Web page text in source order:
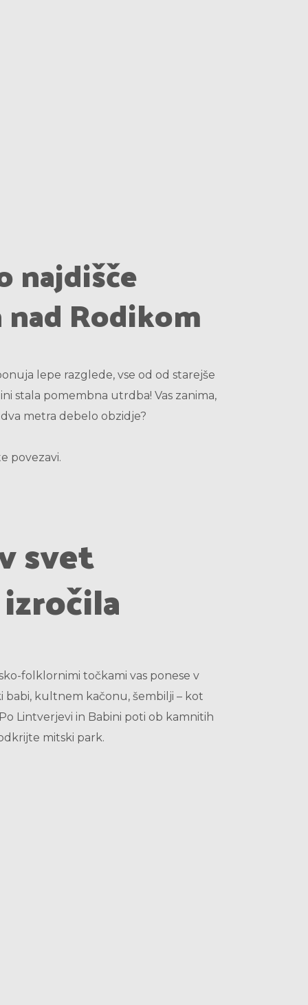
najdišče
Rodikom
lepe razglede, vse od od starejše
stala pomembna utrdba! Vas zanima,
metra debelo obzidje?
povezavi.
svet
folklornimi točkami vas ponese v
babi, kultnem kačonu, šembilji – kot
Lintverjevi in Babini poti ob kamnitih
mitski park.